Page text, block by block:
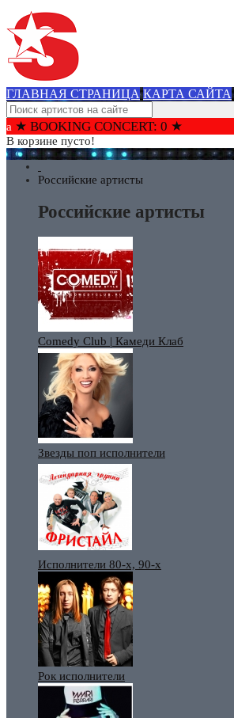
ГЛАВНАЯ СТРАНИЦА КАРТА САЙТА
★ BOOKING CONCERT: 0 ★
В корзине пусто!
Российские артисты
Российские артисты
Comedy Club | Камеди Клаб
Звезды поп исполнители
Исполнители 80-х, 90-х
Рок исполнители